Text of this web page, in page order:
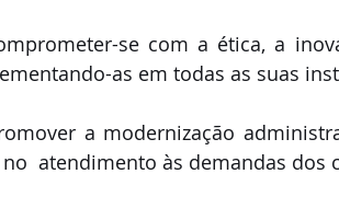
se com a ética, a
as em todas as suas
a modernização
atendimento às demandas dos